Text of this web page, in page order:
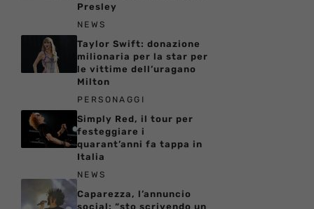
Presley
NEWS
Taylor Swift: donazione
milionaria per la star per
le vittime dell’uragano
Milton
PERSONAGGI
Simply Red, il tour per
festeggiare i
quarant’anni fa tappa in
Italia
NEWS
Caparezza, l’annuncio
social: “sto scrivendo un